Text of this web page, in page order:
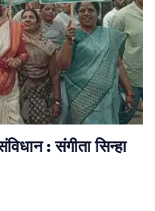
: संगीता सिन्हा